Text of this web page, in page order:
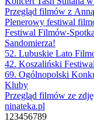
Przegląd filmów z
Plenerowy festiwal
Festiwal Filmów-
Sandomierza!
52. Lubuskie Lato
42. Koszaliński
69. Ogólnopolski
Kluby
Przegląd filmów ze
ninateka.pl
1 23456789